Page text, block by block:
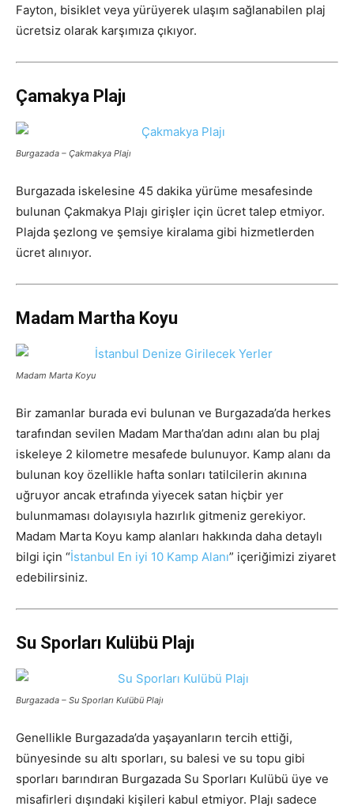
Fayton, bisiklet veya yürüyerek ulaşım sağlanabilen plaj
ücretsiz olarak karşımıza çıkıyor.
Çamakya Plajı
Burgazada – Çakmakya Plajı
Burgazada iskelesine 45 dakika yürüme mesafesinde
bulunan Çakmakya Plajı girişler için ücret talep etmiyor.
Plajda şezlong ve şemsiye kiralama gibi hizmetlerden
ücret alınıyor.
Madam Martha Koyu
Madam Marta Koyu
Bir zamanlar burada evi bulunan ve Burgazada’da herkes
tarafından sevilen Madam Martha’dan adını alan bu plaj
iskeleye 2 kilometre mesafede bulunuyor. Kamp alanı da
bulunan koy özellikle hafta sonları tatilcilerin akınına
uğruyor ancak etrafında yiyecek satan hiçbir yer
bulunmaması dolayısıyla hazırlık gitmeniz gerekiyor.
Madam Marta Koyu kamp alanları hakkında daha detaylı
bilgi için “İstanbul En iyi 10 Kamp Alanı” içeriğimizi ziyaret
edebilirsiniz.
Su Sporları Kulübü Plajı
Burgazada – Su Sporları Kulübü Plajı
Genellikle Burgazada’da yaşayanların tercih ettiği,
bünyesinde su altı sporları, su balesi ve su topu gibi
sporları barındıran Burgazada Su Sporları Kulübü üye ve
misafirleri dışındaki kişileri kabul etmiyor. Plajı sadece